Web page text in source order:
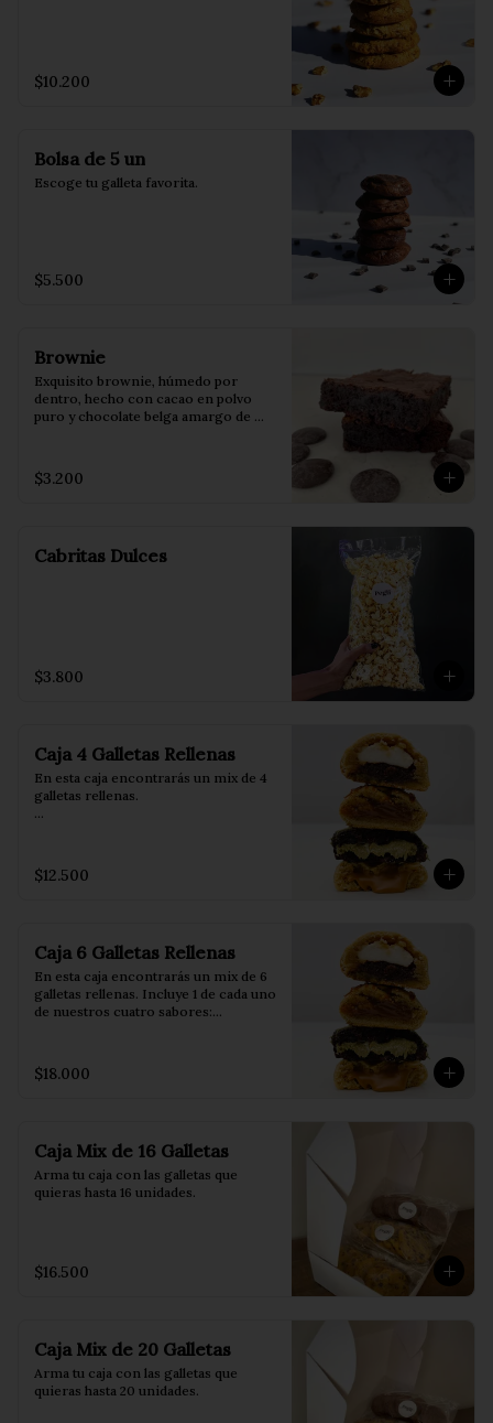
$10.200
Bolsa de 5 un
Escoge tu galleta favorita.
$5.500
Brownie
Exquisito brownie, húmedo por
dentro, hecho con cacao en polvo
puro y chocolate belga amargo de
$3.200
Cabritas Dulces
$3.800
Caja 4 Galletas Rellenas
En esta caja encontrarás un mix de 4
galletas rellenas.
💚 Dubai: rellena con pistacho y
crema.
🧡 Manjar: rellena con manjar.
Para disfrutarlas al máximo:
$12.500
Caja 6 Galletas Rellenas
En esta caja encontrarás un mix de 6
galletas rellenas. Incluye 1 de cada uno
de nuestros cuatro sabores:
auténtico kadayif.
🤎 Lotus: rellena con Lotus Biscoff.
Además, recibirás 2 galletas
adicionales elegidas al azar, según el
stock y la disponibilidad del día.
horno o 15 segundos en el
recipiente hermético para mantener
su frescura por más tiempo.
$18.000
Caja Mix de 16 Galletas
Arma tu caja con las galletas que
quieras hasta 16 unidades.
$16.500
Caja Mix de 20 Galletas
Arma tu caja con las galletas que
quieras hasta 20 unidades.